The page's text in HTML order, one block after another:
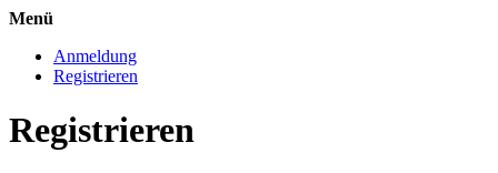
Menü
Anmeldung
Registrieren
Registrieren